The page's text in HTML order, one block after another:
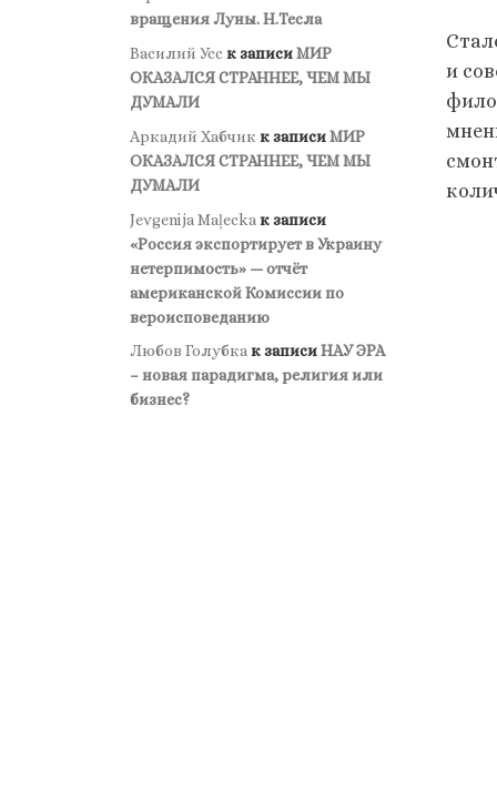
и
вращения Луны. Н.Тесла
Василий Усс к записиМИР
ОКАЗАЛСЯ СТРАННЕЕ, ЧЕМ МЫ
ДУМАЛИ
Аркадий Хабчик к записиМИР
ОКАЗАЛСЯ СТРАННЕЕ, ЧЕМ МЫ
ДУМАЛИ
Jevgenija Maļecka к записи
«Россия экспортирует в Украину
нетерпимость» — отчёт
американской Комиссии по
вероисповеданию
Любов Голубкак записиНАУ ЭРА
– новая парадигма, религия или
бизнес?